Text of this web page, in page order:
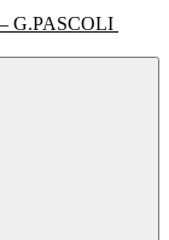
G.PASCOLI